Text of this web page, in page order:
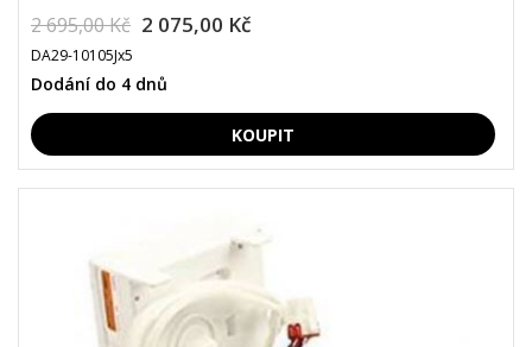
2 695,00 Kč 2 075,00 Kč
DA29-10105Jx5
Dodání do 4 dnů